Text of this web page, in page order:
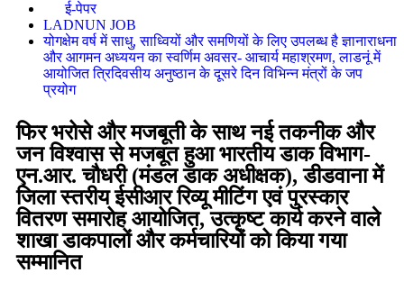
ई-पेपर
LADNUN JOB
योगक्षेम वर्ष में साधु, साध्वियों और समणियों के लिए उपलब्ध है ज्ञानाराधना
और आगमन अध्ययन का स्वर्णिम अवसर- आचार्य महाश्रमण, लाडनूं में
आयोजित त्रिदिवसीय अनुष्ठान के दूसरे दिन विभिन्न मंत्रों के जप
प्रयोग
फिर भरोसे और मजबूती के साथ नई तकनीक और
जन विश्वास से मजबूत हुआ भारतीय डाक विभाग-
एन.आर. चौधरी (मंडल डाक अधीक्षक), डीडवाना में
जिला स्तरीय ईसीआर रिव्यू मीटिंग एवं पुरस्कार
वितरण समारोह आयोजित, उत्कृष्ट कार्य करने वाले
शाखा डाकपालों और कर्मचारियों को किया गया
सम्मानित